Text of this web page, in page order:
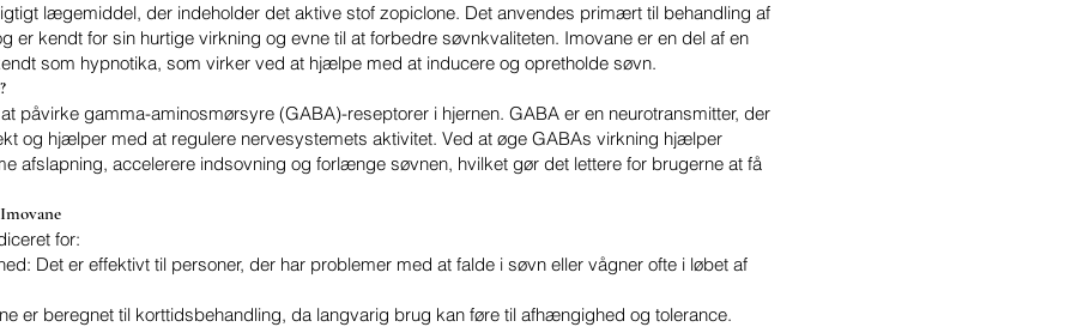
lægemiddel, der indeholder det aktive stof zopiclone. Det anvendes primært til behandling af
er kendt for sin hurtige virkning og evne til at forbedre søvnkvaliteten. Imovane er en del af en
som hypnotika, som virker ved at hjælpe med at inducere og opretholde søvn.
påvirke gamma-aminosmørsyre (GABA)-reseptorer i hjernen. GABA er en neurotransmitter, der
og hjælper med at regulere nervesystemets aktivitet. Ved at øge GABAs virkning hjælper
afslapning, accelerere indsovning og forlænge søvnen, hvilket gør det lettere for brugerne at få
for:
Det er effektivt til personer, der har problemer med at falde i søvn eller vågner ofte i løbet af
er beregnet til korttidsbehandling, da langvarig brug kan føre til afhængighed og tolerance.